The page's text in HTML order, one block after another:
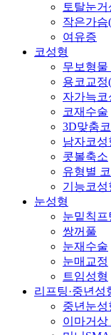
토탈눈거
작은가
여유증
코성형
무보형물
용코교
자가늑코
코재수술
3D맞춤
남자코성
콧볼축소
유형별
기능코성
눈성형
눈밑칙프
쌍꺼풀
눈재수술
눈매교정
트임성형
리프팅·중년성
중년눈성
이마거상